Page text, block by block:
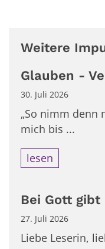
Weitere
Glauben -
30. Juli 2026
„So nimm denn
mich bis ...
lesen
Bei Gott gibt
27. Juli 2026
Liebe Leserin,